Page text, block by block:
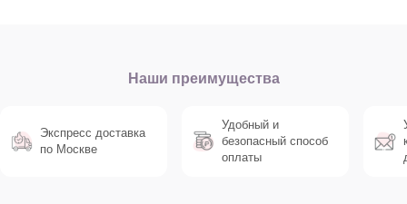
Наши преимущества
Экспресс доставка
по Москве
Удобный и
безопасный способ
оплаты